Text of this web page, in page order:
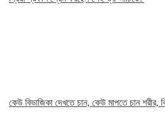
কেউ বিভাজিকা দেখতে চান, কেউ মাপতে চান শরীর,